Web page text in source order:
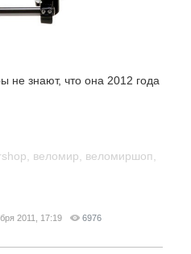
не знают, что она 2012 года
, веломир, веломиршоп,
2011, 17:19 6976